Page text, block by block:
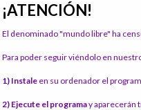
¡ATENCIÓN!
El denominado "mundo libre" ha
Para poder seguir viéndolo en
1) Instale en su ordenador el
2) Ejecute el programay aparecerán